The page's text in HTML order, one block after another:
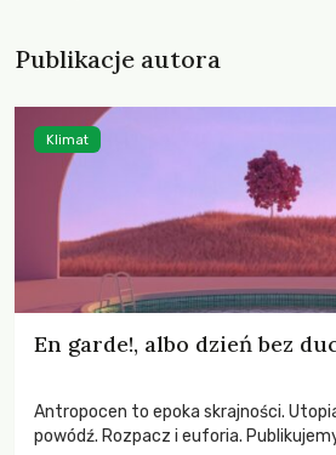
Publikacje autora
En garde!, albo dzień bez
Antropocen to epoka skrajności.
powódź. Rozpacz i euforia.
Klimat